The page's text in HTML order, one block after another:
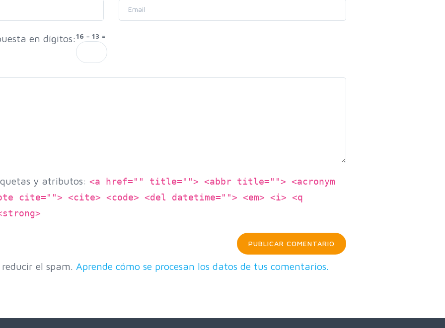
en dígitos: 16 − 13 =
y atributos: <a href="" title=""> <abbr title=""> <acronym
cite=""> <cite> <code> <del datetime=""> <em> <i> <q
el spam. Aprende cómo se procesan los datos de tus comentarios.